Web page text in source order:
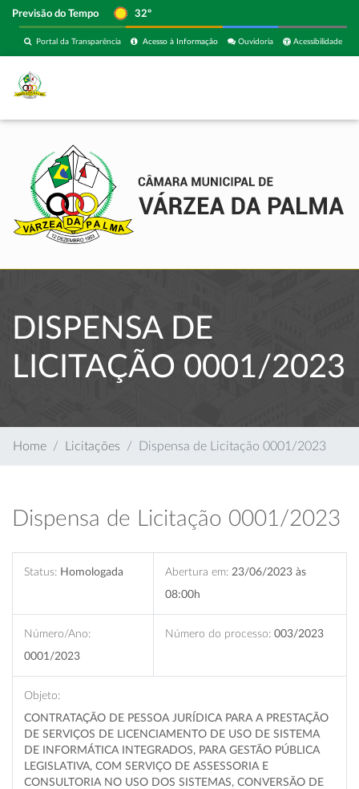
Previsão do Tempo 32º
Acessibilidade
Ouvidoria
Acesso à Informação
Portal da Transparência
DISPENSA DE
LICITAÇÃO 0001/2023
Home Licitações Dispensa de Licitação 0001/2023
Dispensa de Licitação 0001/2023
Status: Homologada Abertura em: 23/06/2023 às
08:00h
Número/Ano:
0001/2023
Número do processo: 003/2023
Objeto:
CONTRATAÇÃO DE PESSOA JURÍDICA PARA A PRESTAÇÃO
DE SERVIÇOS DE LICENCIAMENTO DE USO DE SISTEMA
DE INFORMÁTICA INTEGRADOS, PARA GESTÃO PÚBLICA
LEGISLATIVA, COM SERVIÇO DE ASSESSORIA E
CONSULTORIA NO USO DOS SISTEMAS, CONVERSÃO DE